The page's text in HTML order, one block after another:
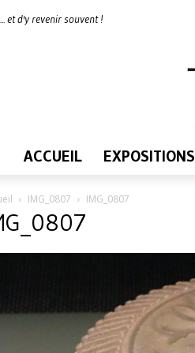
et d'y revenir souvent !
ACCUEIL EXPOSITIONS
IMG_0807 IMG_0807